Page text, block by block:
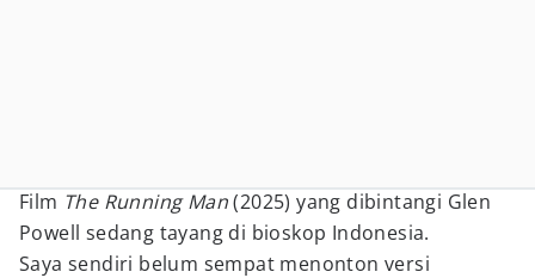
Film The Running Man(2025) yang dibintangi Glen
Powell sedang tayang di bioskop Indonesia.
Saya sendiri belum sempat menonton versi